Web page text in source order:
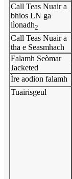
Call Teas Nuair a
bhios LN ga
lìonadh2
Call Teas Nuair a
tha e Seasmhach
Falamh Seòmar
Jacketed
Ìre aodion falamh
Tuairisgeul